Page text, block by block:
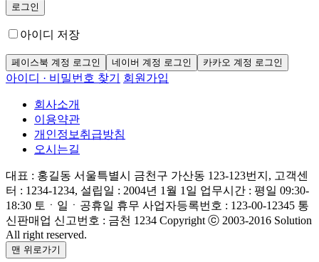
로그인
아이디 저장
페이스북 계정 로그인 네이버 계정 로그인 카카오 계정 로그인
아이디 · 비밀번호 찾기 회원가입
회사소개
이용약관
개인정보취급방침
오시는길
대표 : 홍길동 서울특별시 금천구 가산동 123-123번지, 고객센
터 : 1234-1234, 설립일 : 2004년 1월 1일 업무시간 : 평일 09:30-
18:30 토ㆍ일ㆍ공휴일 휴무 사업자등록번호 : 123-00-12345 통
신판매업 신고번호 : 금천 1234 Copyright ⓒ 2003-2016 Solution
All right reserved.
맨 위로가기